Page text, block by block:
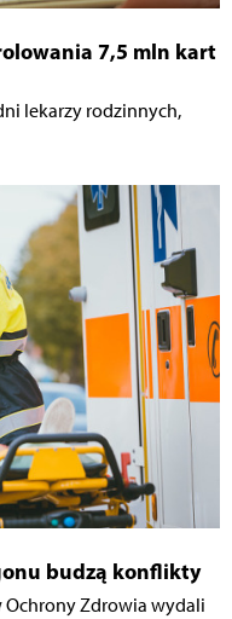
7,5 mln kart
lekarzy rodzinnych,
budzą konflikty
Ochrony Zdrowia wydali